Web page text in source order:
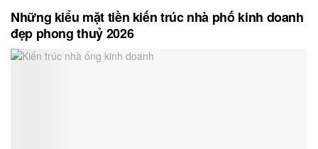
Những kiểu mặt tiền kiến trúc nhà phố kinh doanh
đẹp phong thuỷ 2026